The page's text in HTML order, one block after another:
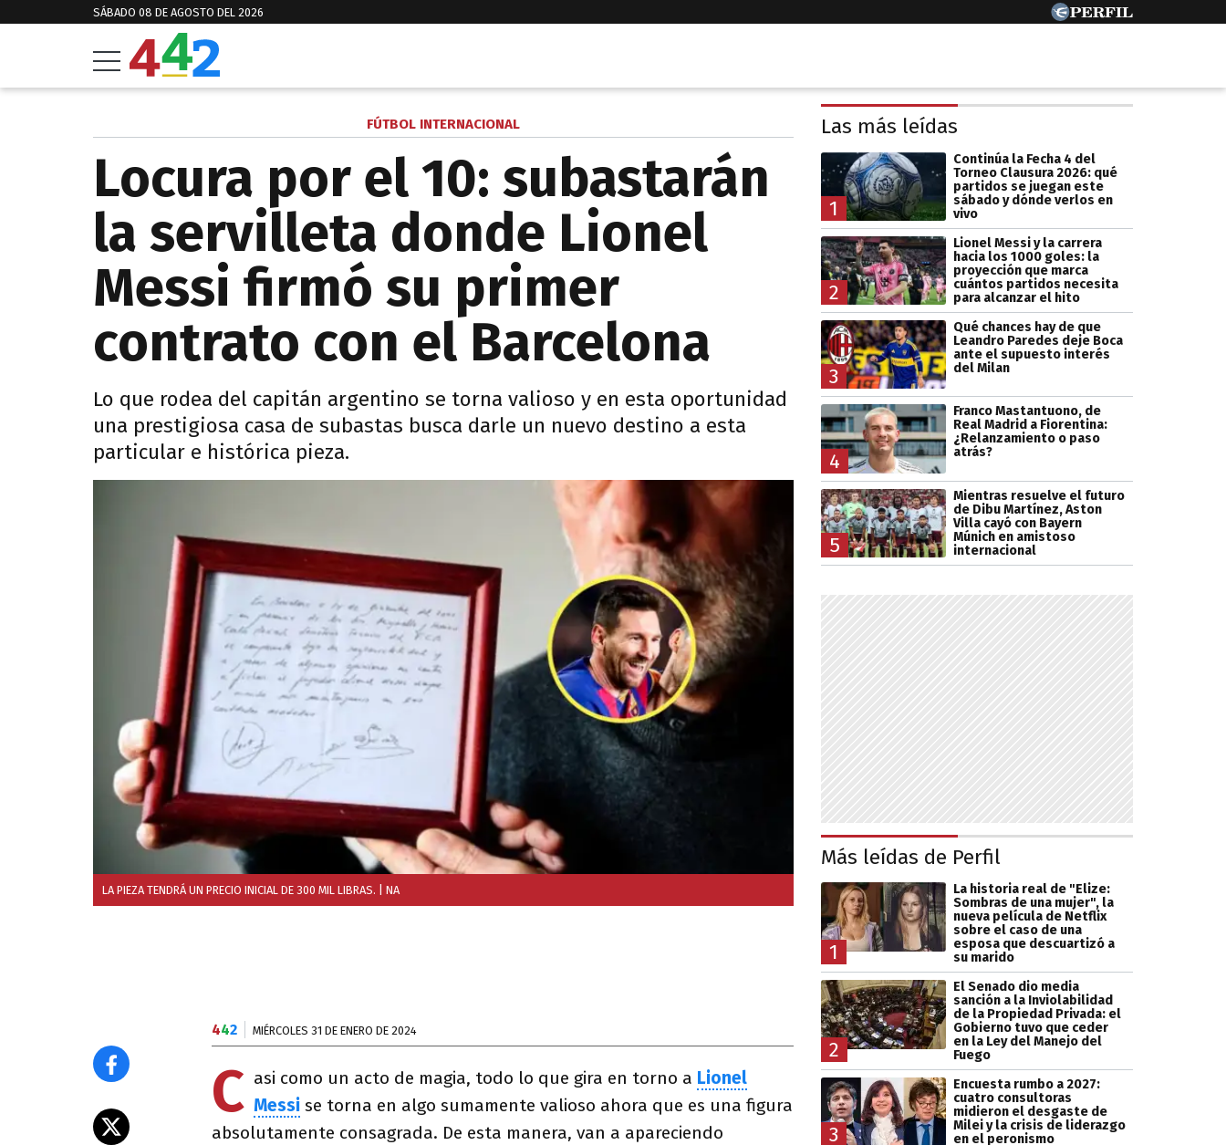
SÁBADO 08 DE AGOSTO DEL 2026
FÚTBOL INTERNACIONAL
Locura por el 10: subastarán
la servilleta donde Lionel
Messi firmó su primer
contrato con el Barcelona
Lo que rodea del capitán argentino se torna valioso y en esta oportunidad
una prestigiosa casa de subastas busca darle un nuevo destino a esta
particular e histórica pieza.
LA PIEZA TENDRÁ UN PRECIO INICIAL DE 300 MIL LIBRAS. | NA
442 MIÉRCOLES 31 DE ENERO DE 2024
C asi como un acto de magia, todo lo que gira en torno a Lionel
Messi se torna en algo sumamente valioso ahora que es una figura
absolutamente consagrada. De esta manera, van a apareciendo
Las más leídas
1
Continúa la Fecha 4 del
Torneo Clausura 2026: qué
partidos se juegan este
sábado y dónde verlos en
vivo
2
Lionel Messi y la carrera
hacia los 1000 goles: la
proyección que marca
cuántos partidos necesita
para alcanzar el hito
3
Qué chances hay de que
Leandro Paredes deje Boca
ante el supuesto interés
del Milan
4
Franco Mastantuono, de
Real Madrid a Fiorentina:
¿Relanzamiento o paso
atrás?
5
Mientras resuelve el futuro
de Dibu Martínez, Aston
Villa cayó con Bayern
Múnich en amistoso
internacional
Más leídas de Perfil
1
La historia real de "Elize:
Sombras de una mujer", la
nueva película de Netflix
sobre el caso de una
esposa que descuartizó a
su marido
2
El Senado dio media
sanción a la Inviolabilidad
de la Propiedad Privada: el
Gobierno tuvo que ceder
en la Ley del Manejo del
Fuego
3
Encuesta rumbo a 2027:
cuatro consultoras
midieron el desgaste de
Milei y la crisis de liderazgo
en el peronismo